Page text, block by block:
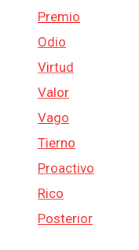
Premio
Odio
Virtud
Valor
Vago
Tierno
Proactivo
Rico
Posterior